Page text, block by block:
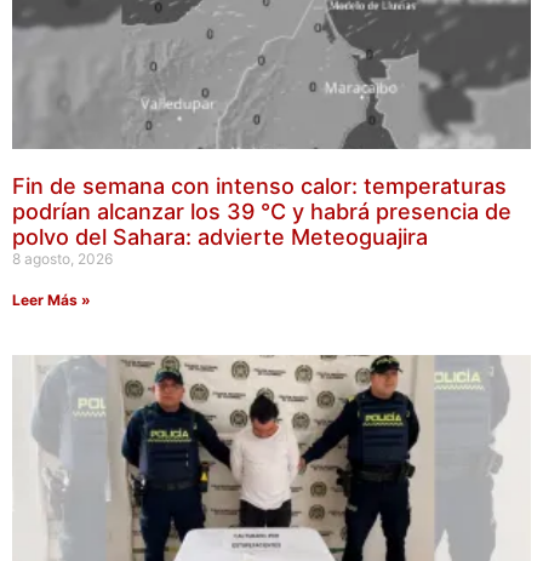
Fin de semana con intenso calor: temperaturas
podrían alcanzar los 39 °C y habrá presencia de
polvo del Sahara: advierte Meteoguajira
8 agosto, 2026
Leer Más »